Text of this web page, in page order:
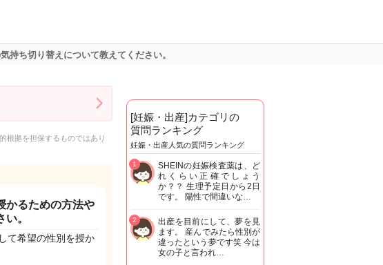
持ち切り替えについて教えてください。
根拠を担保するものではあり
かるための方法や
。
て希望の性別を授か
[妊娠・出産]カテゴリの
質問ランキング
妊娠・出産人気の質問ランキング
SHEINの妊娠検査薬は、ど
れくらい正確でしょう
か？？ 生理予定日から2日
です。 陽性で間違いな…
1
出産を目前にして、夢を見
ます。 産んでみたら性別が
違ったという夢です笑 今は
女の子と言われ…
2